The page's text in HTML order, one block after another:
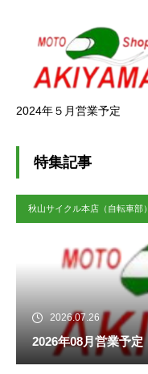
2024年５月営業予定
特集記事
秋山サイクル本店（自転車部）
2026.07.26
2026年08月営業予定